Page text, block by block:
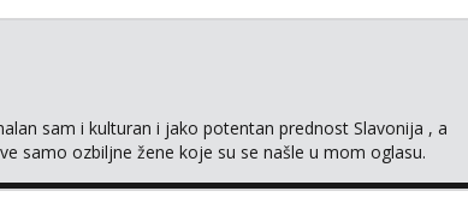
sam i kulturan i jako potentan prednost Slavonija , a
samo ozbiljne žene koje su se našle u mom oglasu.